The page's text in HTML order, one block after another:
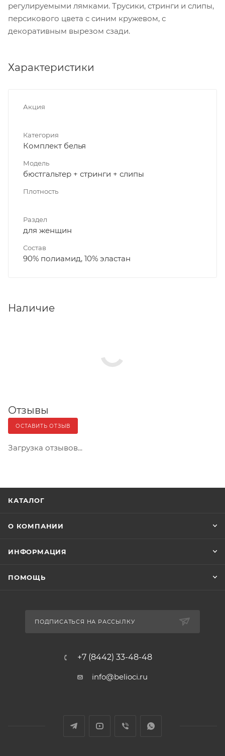
регулируемыми лямками. Трусики, стринги и слипы,
персикового цвета с синим кружевом, с
декоративным вырезом сзади.
Характеристики
Акция
Категория
Комплект белья
Модель
бюстгальтер + стринги + слипы
Плотность
Раздел
для женщин
Состав
90% полиамид, 10% эластан
Наличие
Отзывы
ОСТАВИТЬ ОТЗЫВ
Загрузка отзывов...
КАТАЛОГ
О КОМПАНИИ
ИНФОРМАЦИЯ
ПОМОЩЬ
ПОДПИСАТЬСЯ НА РАССЫЛКУ
+7 (8442) 33-48-48
info@belioci.ru